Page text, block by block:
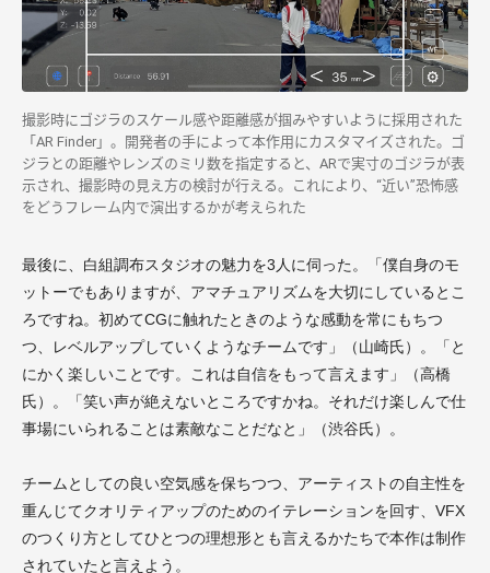
撮影時にゴジラのスケール感や距離感が掴みやすいように採用され た
「AR Finder」。 開発者の手によって本作用にカスタマイズされた。
ゴ
ジラとの距離やレンズのミリ数を指定すると、ARで実寸のゴジラが表
示され、撮影時の見え方の検討が行える。これにより、“近い”恐怖感
をどうフレーム内で演出するかが考えられた
最後に、白組調布スタジオの魅力を3人に伺った。「僕自身のモ
ットーでもありますが、アマチュアリズムを大切にしているとこ
ろですね。初めてCGに触れたときのような感動を常にもちつ
つ、レベルアップしていくようなチームです」（山崎氏）。「と
にかく楽しいことです。これは自信をもって言えます」（高橋
氏）。「笑い声が絶えないところですかね。それだけ楽しんで仕
事場にいられることは素敵なことだなと」（渋谷氏）。
チームとしての良い空気感を保ちつつ、アーティストの自主性を
重んじてクオリティアップのためのイテレーションを回す、VFX
のつくり方としてひとつの理想形とも言えるかたちで本作は制作
されていたと言えよう。